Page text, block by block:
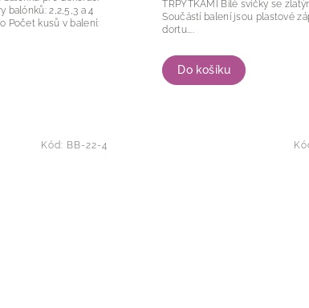
Do košíku
TŘPYTKAMI Bílé svíčky se zlatými třpytkami.
Součástí balení jsou plastové
dortu....
Kód: BB-22-4